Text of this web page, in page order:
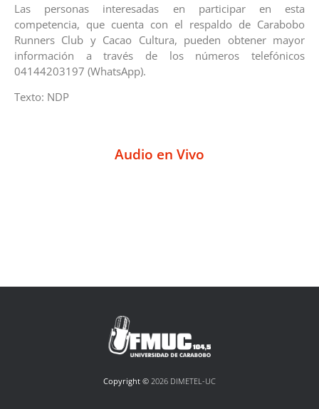
Las personas interesadas en participar en esta
competencia, que cuenta con el respaldo de Carabobo
Runners Club y Cacao Cultura, pueden obtener mayor
información a través de los números telefónicos
04144203197 (WhatsApp).
Texto: NDP
Audio en Vivo
Copyright © 2026 DIMETEL-UC